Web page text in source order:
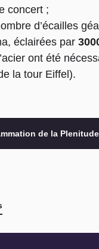
concert ;
d’écailles
éclairées par
ont été
la tour Eiffel).
de la